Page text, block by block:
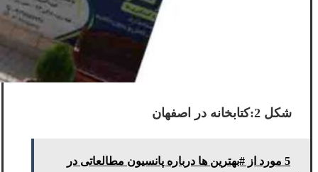
شکل 2:کتابخانه در اصفهان
5 مورد از #بهترین ها درباره پانسیون مطالعاتی در